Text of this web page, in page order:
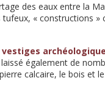
des eaux entre la
« constructions »
également de
calcaire, le bois et